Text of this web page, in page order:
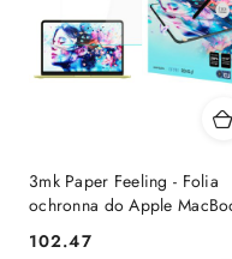
3mk Paper Feeling - Folia
ochronna do Apple
Neo (A18 Pro) 3mk
102.47